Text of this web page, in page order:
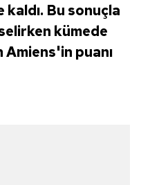
Bu sonuçla
kümede
puanı